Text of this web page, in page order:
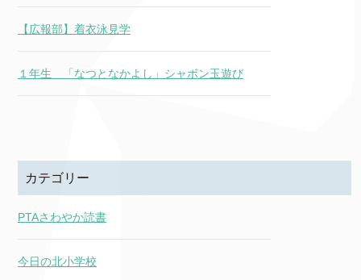
【広報部】着衣泳見学
１年生 「なつとなかよし」シャボン玉遊び
カテゴリー
PTAさわやか読書
今日の北小学校